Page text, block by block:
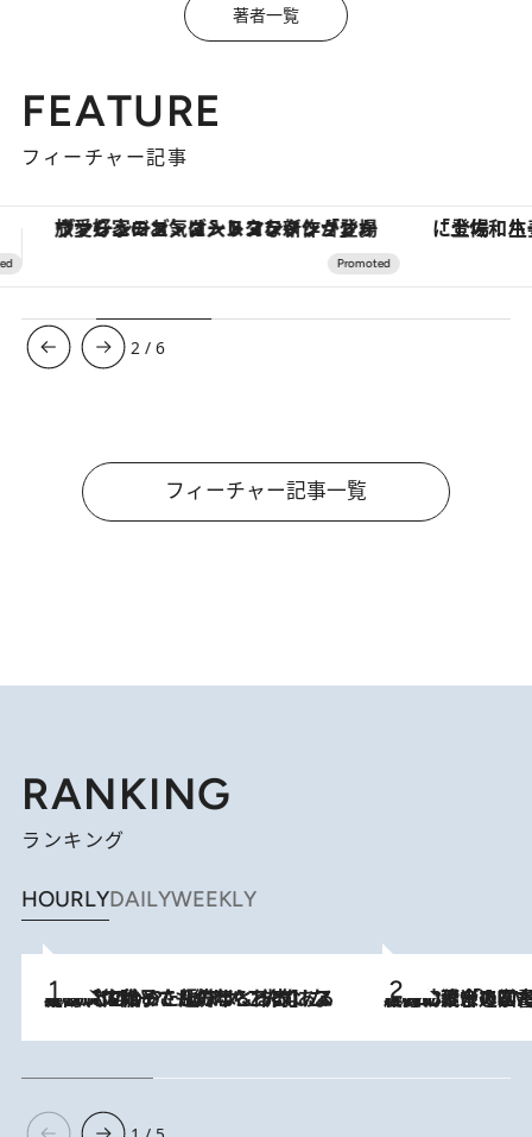
著者一覧
FEATURE
フィーチャー記事
「土佐和ハーブかき氷」がOMO7高知に登場！生姜、山椒、大葉など目にも舌にも涼を呼ぶ郷土の味 【銀座で出合う最旬美容】美髪ケアや上質
3 /6
フィーチャー記事一覧
RANKING
ランキング
HOURLYDAILYWEEKLY
2026.8.5
【阿川佐和子さんの年とる力】なぜ70代で始めた趣味は“こんなに楽しい”のか？ ピアノ、俳句…スランプに陥っても続けられる“ある秘訣”とは 2026.8.3
慶應幼稚舎の図書室からテレビの世界に飛び込んだ阿川佐和子（72）